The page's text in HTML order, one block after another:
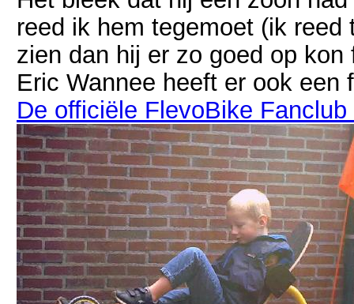
reed ik hem tegemoet (ik
zien dan hij er zo goed op kon
Eric Wannee heeft er ook een
De officiële FlevoBike